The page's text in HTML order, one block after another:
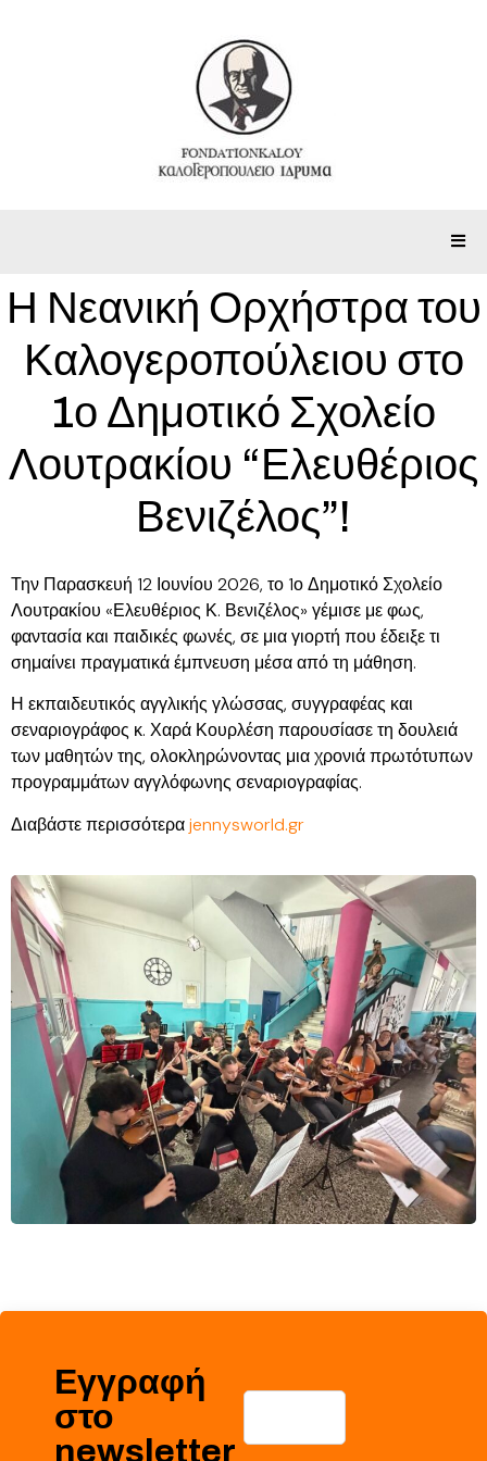
Η Νεανική Ορχήστρα του
Καλογεροπούλειου στο
1ο Δημοτικό Σχολείο
Λουτρακίου “Ελευθέριος
Βενιζέλος”!
Την Παρασκευή 12 Ιουνίου 2026, το 1ο Δημοτικό Σχολείο
Λουτρακίου «Ελευθέριος Κ. Βενιζέλος» γέμισε με φως,
φαντασία και παιδικές φωνές, σε μια γιορτή που έδειξε τι
σημαίνει πραγματικά έμπνευση μέσα από τη μάθηση.
Η εκπαιδευτικός αγγλικής γλώσσας, συγγραφέας και
σεναριογράφος κ. Χαρά Κουρλέση παρουσίασε τη δουλειά
των μαθητών της, ολοκληρώνοντας μια χρονιά πρωτότυπων
προγραμμάτων αγγλόφωνης σεναριογραφίας.
Διαβάστε περισσότεραjennysworld.gr
Εγγραφή
στο
newsletter